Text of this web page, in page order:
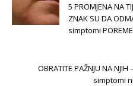
5 PROMJENA NA
ZNAK SU DA
simptomi
OBRATITE PAŽNJU NA
simptomi